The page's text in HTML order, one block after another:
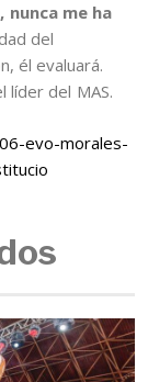
nunca me ha
del
él evaluará.
líder del MAS.
evo-morales-